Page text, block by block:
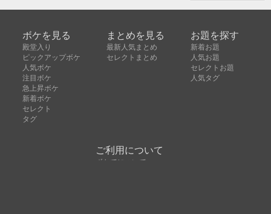
ボケを見る
殿堂入り
ピックアップボケ
人気ボケ
注目ボケ
急上昇ボケ
新着ボケ
セレクト
タグ
まとめを見る
最新人気まとめ
セレクトまとめ
お題を探す
新着お題
人気お題
セレクトお題
人気タグ
ご利用について
ボケてについて